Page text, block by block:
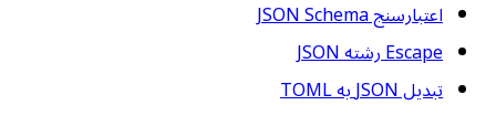
اعتبارسنج JSON Schema
Escape رشته JSON
تبدیل JSON به TOML